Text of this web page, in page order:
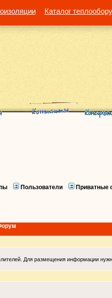
Каталог
Пользователи Приватные
Для размещения информации